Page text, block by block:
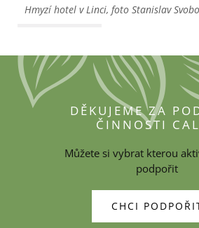
Hmyzí hotel v Linci, foto Stanislav
DĚKUJEME ZA
ČINNOSTI
Můžete si vybrat kterou
podpořit
CHCI